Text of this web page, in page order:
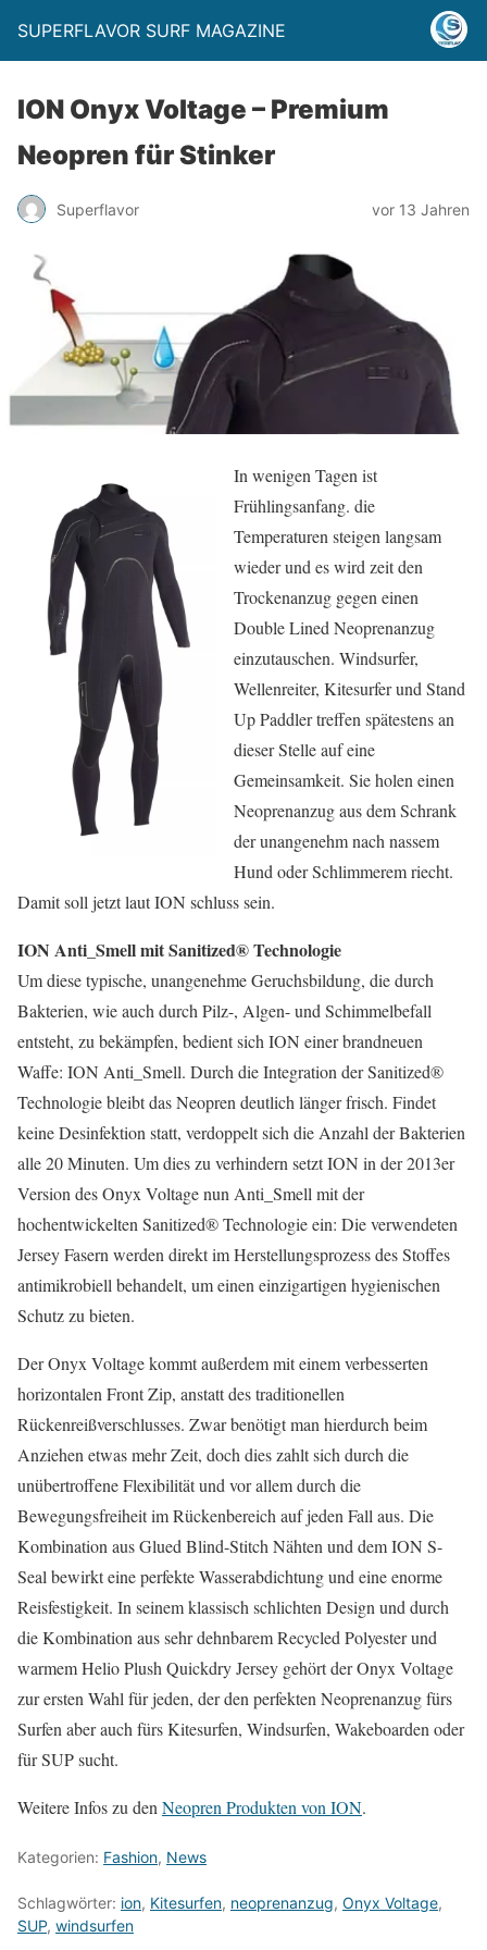
SUPERFLAVOR SURF MAGAZINE
ION Onyx Voltage – Premium
Neopren für Stinker
Superflavor vor 13 Jahren
In wenigen Tagen ist
Frühlingsanfang. die
Temperaturen steigen langsam
wieder und es wird zeit den
Trockenanzug gegen einen
Double Lined Neoprenanzug
einzutauschen. Windsurfer,
Wellenreiter, Kitesurfer und Stand
Up Paddler treffen spätestens an
dieser Stelle auf eine
Gemeinsamkeit. Sie holen einen
Neoprenanzug aus dem Schrank
der unangenehm nach nassem
Hund oder Schlimmerem riecht.
Damit soll jetzt laut ION schluss sein.
ION Anti_Smell mit Sanitized® Technologie
Um diese typische, unangenehme Geruchsbildung, die durch
Bakterien, wie auch durch Pilz-, Algen- und Schimmelbefall
entsteht, zu bekämpfen, bedient sich ION einer brandneuen
Waffe: ION Anti_Smell. Durch die Integration der Sanitized®
Technologie bleibt das Neopren deutlich länger frisch. Findet
keine Desinfektion statt, verdoppelt sich die Anzahl der Bakterien
alle 20 Minuten. Um dies zu verhindern setzt ION in der 2013er
Version des Onyx Voltage nun Anti_Smell mit der
hochentwickelten Sanitized® Technologie ein: Die verwendeten
Jersey Fasern werden direkt im Herstellungsprozess des Stoffes
antimikrobiell behandelt, um einen einzigartigen hygienischen
Schutz zu bieten.
Der Onyx Voltage kommt außerdem mit einem verbesserten
horizontalen Front Zip, anstatt des traditionellen
Rückenreißverschlusses. Zwar benötigt man hierdurch beim
Anziehen etwas mehr Zeit, doch dies zahlt sich durch die
unübertroffene Flexibilität und vor allem durch die
Bewegungsfreiheit im Rückenbereich auf jeden Fall aus. Die
Kombination aus Glued Blind-Stitch Nähten und dem ION S-
Seal bewirkt eine perfekte Wasserabdichtung und eine enorme
Reisfestigkeit. In seinem klassisch schlichten Design und durch
die Kombination aus sehr dehnbarem Recycled Polyester und
warmem Helio Plush Quickdry Jersey gehört der Onyx Voltage
zur ersten Wahl für jeden, der den perfekten Neoprenanzug fürs
Surfen aber auch fürs Kitesurfen, Windsurfen, Wakeboarden oder
für SUP sucht.
Weitere Infos zu den Neopren Produkten von ION.
Kategorien: Fashion, News
Schlagwörter: ion, Kitesurfen, neoprenanzug, Onyx Voltage,
SUP, windsurfen